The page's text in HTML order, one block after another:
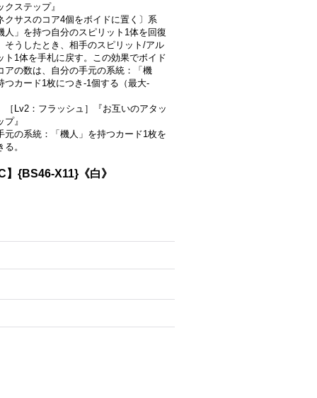
クステップ』
クサスのコア4個をボイドに置く〕系
人」を持つ自分のスピリット1体を回復
そうしたとき、相手のスピリット/アル
ト1体を手札に戻す。この効果でボイド
アの数は、自分の手元の系統：「機
つカード1枚につき-1個する（最大-
［Lv2：フラッシュ］『お互いのアタッ
』
元の系統：「機人」を持つカード1枚を
。
{BS46-X11}《白》